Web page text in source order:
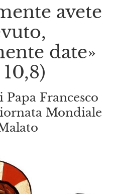
avete
date»
Papa Francesco
Mondiale